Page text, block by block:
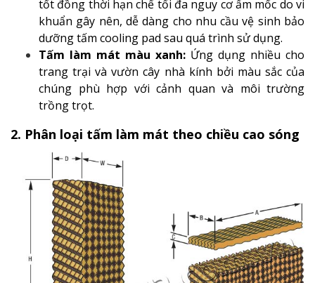
tốt đồng thời hạn chế tối đa nguy cơ ẩm mốc do vi
khuẩn gây nên, dễ dàng cho nhu cầu vệ sinh bảo
dưỡng tấm cooling pad sau quá trình sử dụng.
Tấm làm mát màu xanh: Ứng dụng nhiều cho
trang trại và vườn cây nhà kính bởi màu sắc của
chúng phù hợp với cảnh quan và môi trường
trồng trọt.
2. Phân loại tấm làm mát theo chiều cao sóng